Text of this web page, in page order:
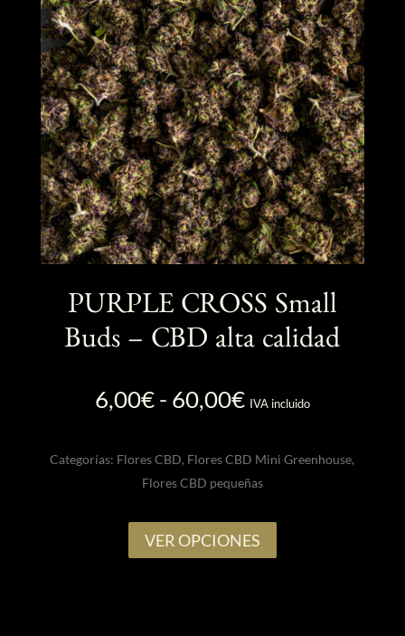
pueden
elegir
en
la
página
de
producto
PURPLE CROSS Small
Buds – CBD alta calidad
6,00€- 60,00€Rango
desde
6,00€
hasta
60,00€
IVA incluido
Categorías: Flores CBD, Flores CBD Mini Greenhouse,
Flores CBD pequeñas
VER OPCIONES
producto